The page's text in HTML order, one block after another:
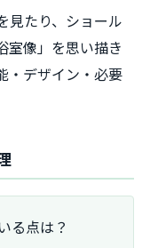
見たり、ショール
室像」を思い描き
・デザイン・必要
る点は？